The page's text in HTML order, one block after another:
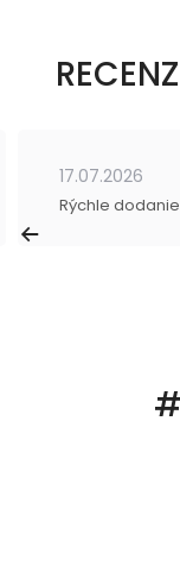
17.07.2026
Rýchle dodanie